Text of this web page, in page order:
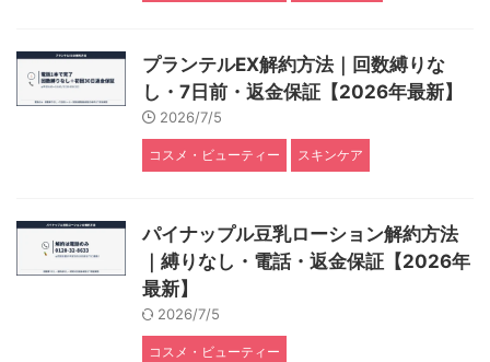
プランテルEX解約方法｜回数縛りな
し・7日前・返金保証【2026年最新】
2026/7/5
コスメ・ビューティー スキンケア
パイナップル豆乳ローション解約方法
｜縛りなし・電話・返金保証【2026年
最新】
2026/7/5
コスメ・ビューティー